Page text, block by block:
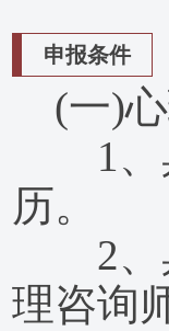
申报条件
(一)心
1、具
历。
2、具
理咨询